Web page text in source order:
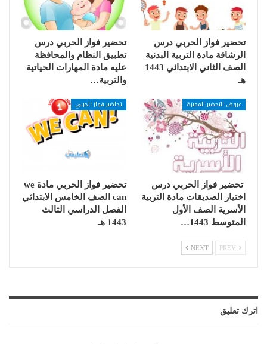
تحضير فواز الحربي درس
الرشاقة مادة التربية البدنية
الصف الثاني الابتدائي 1443
هـ
تحضير فواز الحربي درس
تطبيق النظام والمحافظة
عليه مادة المهارات الحياتية
والتربية…
عروض التحضير المميزة
تحضير فواز الحربي درس
اختيار الصديقات مادة التربية
الأسرية الصف الأول
المتوسط 1443…
تحاضير فواز الحربي
تحضير فواز الحربي مادة we
can الصف الخامس الابتدائي
الفصل الدراسي الثالث
1443 هـ
NEXT
اترك تعليق